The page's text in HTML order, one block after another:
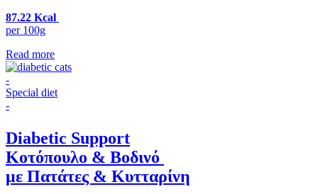
87.22 Kcal
per 100g
Read more
-
Special diet
-
Diabetic Support
Κοτόπουλο & Βοδινό
με Πατάτες & Κυτταρίνη